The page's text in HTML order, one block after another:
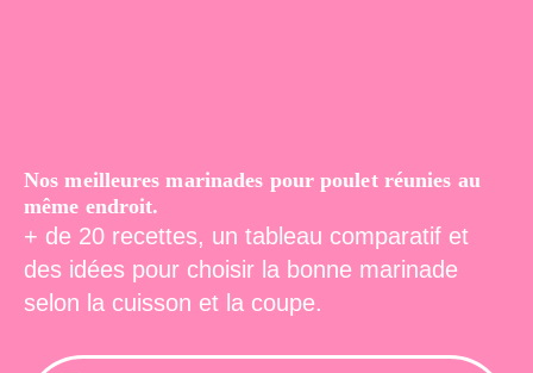
Nos meilleures marinades pour poulet réunies au
même endroit.
+ de 20 recettes, un tableau comparatif et
des idées pour choisir la bonne marinade
selon la cuisson et la coupe.